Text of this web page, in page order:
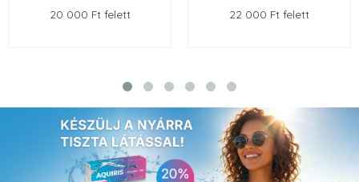
20 000 Ft felett 22 000 Ft felett